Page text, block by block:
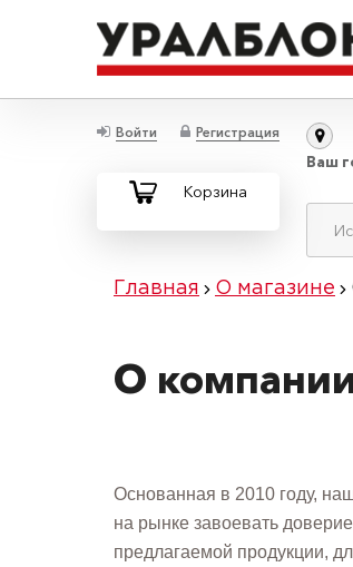
Войти Регистрация
Корзина
Ваш
Главная О магазине
О
Основанная в 2010 году,
на рынке завоевать
предлагаемой продукции,